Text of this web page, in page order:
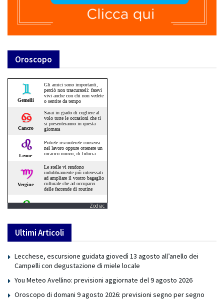
Oroscopo
Zodiac
Ultimi Articoli
Lecchese, escursione guidata giovedì 13 agosto all’anello dei
Campelli con degustazione di miele locale
You Meteo Avellino: previsioni aggiornate del 9 agosto 2026
Oroscopo di domani 9 agosto 2026: previsioni segno per segno